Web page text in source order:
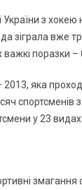
з хокею
зіграла вже
поразки
2013, яка
спортсменів
у 23